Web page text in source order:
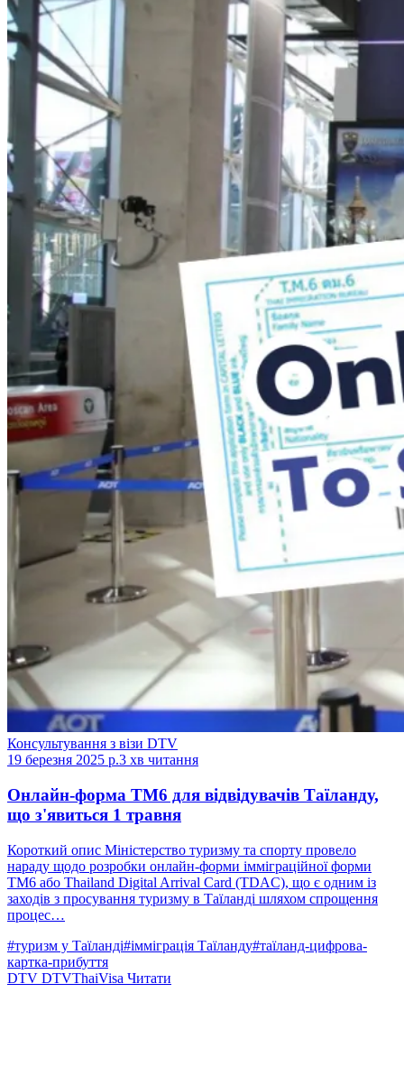
Консультування з візи DTV
19 березня 2025 р.3 хв читання
Онлайн-форма TM6 для відвідувачів Таїланду,
що з'явиться 1 травня
Короткий опис Міністерство туризму та спорту провело
нараду щодо розробки онлайн-форми імміграційної форми
TM6 або Thailand Digital Arrival Card (TDAC), що є одним із
заходів з просування туризму в Таїланді шляхом спрощення
процес…
#туризм у Таїланді#імміграція Таїланду#таїланд-цифрова-
картка-прибуття
DTV DTVThaiVisa Читати